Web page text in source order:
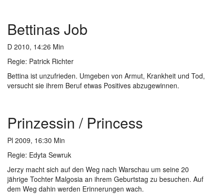
Bettinas Job
D 2010, 14:26 Min
Regie: Patrick Richter
Bettina ist unzufrieden. Umgeben von Armut, Krankheit und Tod,
versucht sie ihrem Beruf etwas Positives abzugewinnen.
Prinzessin / Princess
Pl 2009, 16:30 Min
Regie: Edyta Sewruk
Jerzy macht sich auf den Weg nach Warschau um seine 20
jährige Tochter Malgosia an ihrem Geburtstag zu besuchen. Auf
dem Weg dahin werden Erinnerungen wach.